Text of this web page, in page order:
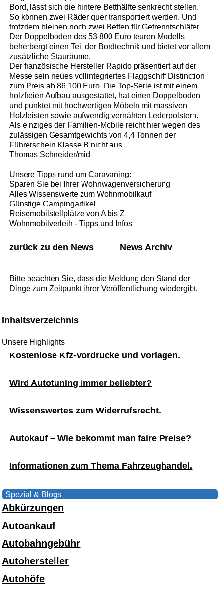
Bord, lässt sich die hintere Betthälfte senkrecht stellen.
So können zwei Räder quer transportiert werden. Und
trotzdem bleiben noch zwei Betten für Getrenntschläfer.
Der Doppelboden des 53 800 Euro teuren Modells
beherbergt einen Teil der Bordtechnik und bietet vor allem
zusätzliche Stauräume.
Der französische Hersteller Rapido präsentiert auf der
Messe sein neues vollintegriertes Flaggschiff Distinction
zum Preis ab 86 100 Euro. Die Top-Serie ist mit einem
holzfreien Aufbau ausgestattet, hat einen Doppelboden
und punktet mit hochwertigen Möbeln mit massiven
Holzleisten sowie aufwendig vernähten Lederpolstern.
Als einziges der Familien-Mobile reicht hier wegen des
zulässigen Gesamtgewichts von 4,4 Tonnen der
Führerschein Klasse B nicht aus.
Thomas Schneider/mid
Unsere Tipps rund um Caravaning:
Sparen Sie bei Ihrer Wohnwagenversicherung
Alles Wissenswerte zum Wohnmobilkauf
Günstige Campingartikel
Reisemobilstellplätze von A bis Z
Wohnmobilverleih - Tipps und Infos
zurück zu den News News Archiv
Bitte beachten Sie, dass die Meldung den Stand der
Dinge zum Zeitpunkt ihrer Veröffentlichung wiedergibt.
Inhaltsverzeichnis
Unsere Highlights
Kostenlose Kfz-Vordrucke und Vorlagen.
Wird Autotuning immer beliebter?
Wissenswertes zum Widerrufsrecht.
Autokauf – Wie bekommt man faire Preise?
Informationen zum Thema Fahrzeughandel.
Spezial & Blogs
Abkürzungen
Autoankauf
Autobahngebühr
Autohersteller
Autohöfe